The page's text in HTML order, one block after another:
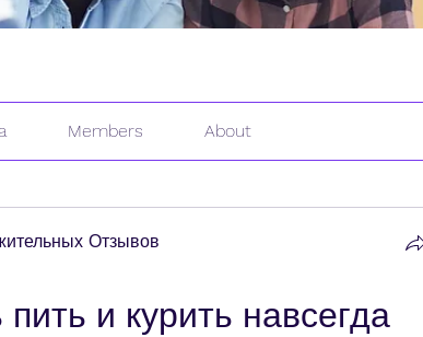
Members About
Отзывов
и курить навсегда